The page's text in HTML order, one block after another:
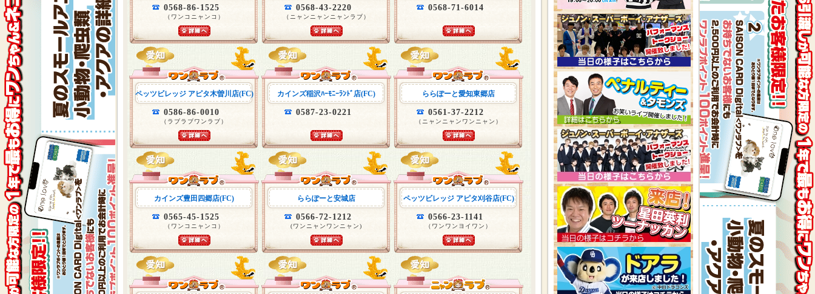
0568-86-1525
（ワンコニャンコ）
0568-43-2220
（ニャンニャンニャンラブ）
0568-71-6014
ペッツビレッジ アピタ木曽川店(FC)
0586-86-0010
（ラブラブワンラブ）
カインズ稲沢ﾊｰﾓﾆｰﾗﾝﾄﾞ店(FC)
0587-23-0221
ららぽーと愛知東郷店
0561-37-2212
（ニャンニャンワンニャン）
カインズ豊田四郷店(FC)
0565-45-1525
（ワンコニャンコ）
ららぽーと安城店
0566-72-1212
(ワンニャンワンニャン)
ペッツビレッジ アピタ刈谷店(FC)
0566-23-1141
（ワンワンヨイワン）